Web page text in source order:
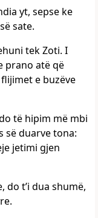
yt, sepse ke
sate.
tek Zoti. I
prano atë që
e buzëve
të hipim më mbi
së duarve tona:
jetimi gjen
do t’i dua shumë,